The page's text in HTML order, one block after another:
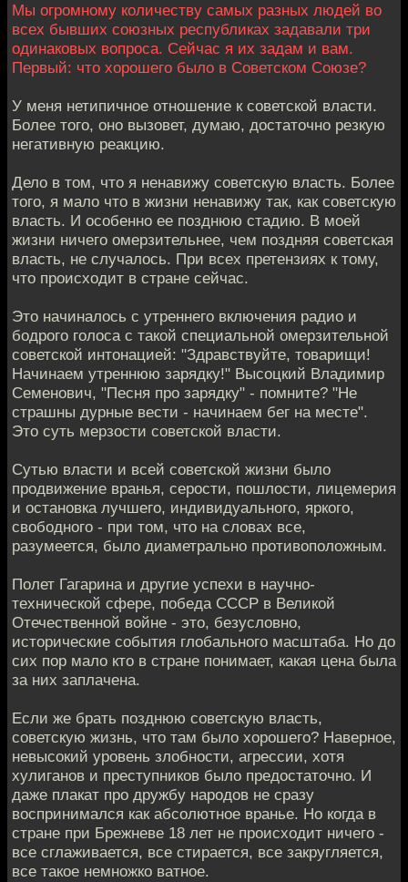
Мы огромному количеству самых разных людей во
всех бывших союзных республиках задавали три
одинаковых вопроса. Сейчас я их задам и вам.
Первый: что хорошего было в Советском Союзе?
У меня нетипичное отношение к советской власти.
Более того, оно вызовет, думаю, достаточно резкую
негативную реакцию.
Дело в том, что я ненавижу советскую власть. Более
того, я мало что в жизни ненавижу так, как советскую
власть. И особенно ее позднюю стадию. В моей
жизни ничего омерзительнее, чем поздняя советская
власть, не случалось. При всех претензиях к тому,
что происходит в стране сейчас.
Это начиналось с утреннего включения радио и
бодрого голоса с такой специальной омерзительной
советской интонацией: "Здравствуйте, товарищи!
Начинаем утреннюю зарядку!" Высоцкий Владимир
Семенович, "Песня про зарядку" - помните? "Не
страшны дурные вести - начинаем бег на месте".
Это суть мерзости советской власти.
Сутью власти и всей советской жизни было
продвижение вранья, серости, пошлости, лицемерия
и остановка лучшего, индивидуального, яркого,
свободного - при том, что на словах все,
разумеется, было диаметрально противоположным.
Полет Гагарина и другие успехи в научно-
технической сфере, победа СССР в Великой
Отечественной войне - это, безусловно,
исторические события глобального масштаба. Но до
сих пор мало кто в стране понимает, какая цена была
за них заплачена.
Если же брать позднюю советскую власть,
советскую жизнь, что там было хорошего? Наверное,
невысокий уровень злобности, агрессии, хотя
хулиганов и преступников было предостаточно. И
даже плакат про дружбу народов не сразу
воспринимался как абсолютное вранье. Но когда в
стране при Брежневе 18 лет не происходит ничего -
все сглаживается, все стирается, все закругляется,
все такое немножко ватное.